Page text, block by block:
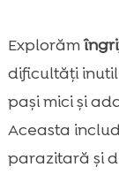
Nutriția
proteine
Igiena și
Explorăm
dificultăți
pași mici și
Aceasta
parazitară și